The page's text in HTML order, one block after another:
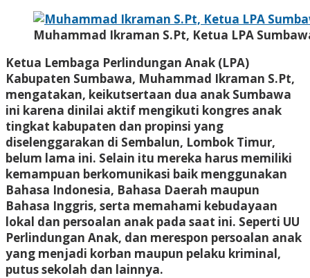
Muhammad Ikraman S.Pt, Ketua LPA
Ketua Lembaga Perlindungan Anak (LPA)
Kabupaten Sumbawa, Muhammad Ikraman S.Pt,
mengatakan, keikutsertaan dua anak Sumbawa
ini karena dinilai aktif mengikuti kongres anak
tingkat kabupaten dan propinsi yang
diselenggarakan di Sembalun, Lombok Timur,
belum lama ini. Selain itu mereka harus memiliki
kemampuan berkomunikasi baik menggunakan
Bahasa Indonesia, Bahasa Daerah maupun
Bahasa Inggris, serta memahami kebudayaan
lokal dan persoalan anak pada saat ini. Seperti UU
Perlindungan Anak, dan merespon persoalan anak
yang menjadi korban maupun pelaku kriminal,
putus sekolah dan lainnya.